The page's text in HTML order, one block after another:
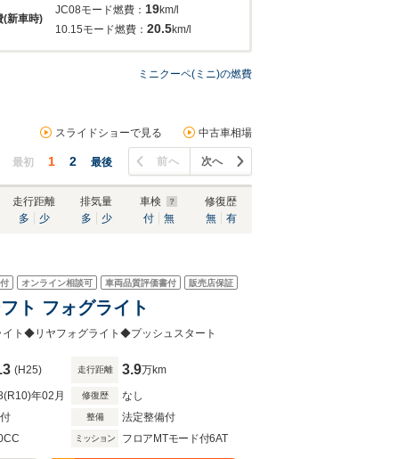
(新車時)
JC08モード燃費： 19km/l
10.15モード燃費： 20.5km/l
ミニクーペ(ミニ)の燃費
スライドショーで見る 中古車相場
最初 1 2 最後 前へ 次へ
走行距離
多
少
排気量
多
少
車検
付
無
修復歴
無
有
オンライン相談可 車両品質評価書付 販売店保証
ト フォグライト
ト◆リヤフォグライト◆プッシュスタート
(H25) 走行距離 3.9万km
年02月 修復歴 なし
整備 法定整備付
ミッション フロアMTモード付6AT